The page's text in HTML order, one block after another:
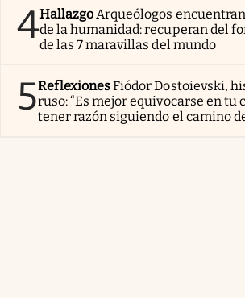
4HallazgoArqueólogos
de la humanidad: recuperan del
de las 7 maravillas del mundo
5ReflexionesFiódor Dostoievski,
ruso: “Es mejor equivocarse en tu
tener razón siguiendo el camino